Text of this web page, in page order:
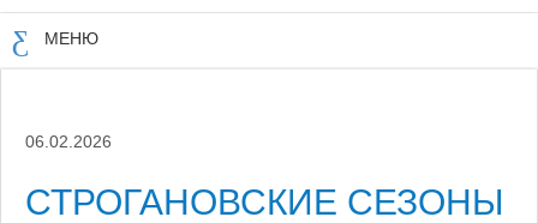
МЕНЮ
06.02.2026
СТРОГАНОВСКИЕ СЕЗОНЫ